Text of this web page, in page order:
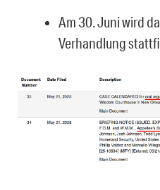
Am 30. Juni wird
Verhandlung